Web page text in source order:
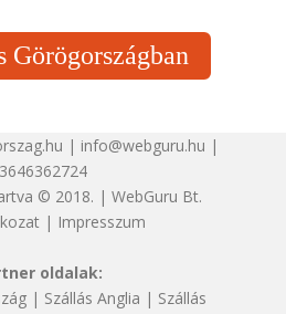
Görögországban
| info@webguru.hu |
© 2018. | WebGuru Bt.
| Impresszum
oldalak:
| Szállás Anglia | Szállás